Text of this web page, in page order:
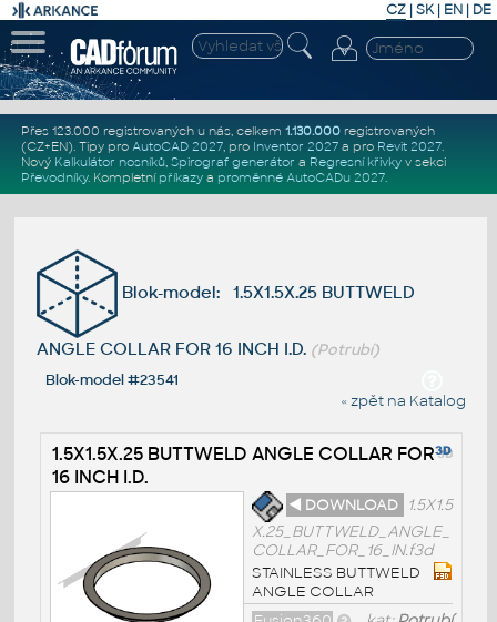
CZ | SK| EN | DE
Přes 123.000 registrovaných u nás, celkem 1.130.000registrovaných
(CZ+EN). Tipy pro AutoCAD 2027, pro Inventor 2027a pro Revit 2027.
Nový Kalkulátor nosníků, Spirograf generátor a Regresní křivkyv sekci
Převodníky. Kompletní příkazya proměnné AutoCADu 2027.
Blok-model: 1.5X1.5X.25 BUTTWELD
ANGLE COLLAR FOR 16 INCH I.D. (Potrubí)
Blok-model #23541
« zpět na Katalog
1.5X1.5X.25 BUTTWELD ANGLE COLLAR FOR
16 INCH I.D.
◄ DOWNLOAD
1.5X1.5
X.25_BUTTWELD_ANGLE_
COLLAR_FOR_16_IN.f3d
STAINLESS BUTTWELD
ANGLE COLLAR